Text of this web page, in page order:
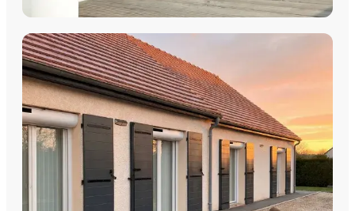
COULISSANTS & BAIES VITRÉES
Coulissants Aluminium
Découvrez nos Baies coulissantes et portes-fenêtres
aluminium avec pose par les équipes Plein Jour Habitat.
DÉCOUVRIR